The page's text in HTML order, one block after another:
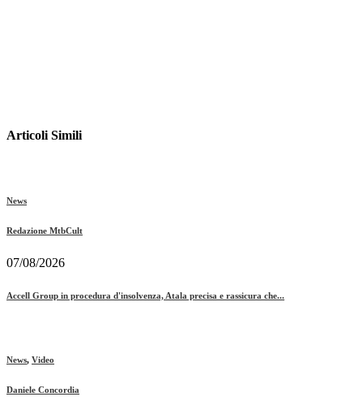
Articoli Simili
News
Redazione MtbCult
07/08/2026
Accell Group in procedura d'insolvenza, Atala precisa e rassicura che...
News, Video
Daniele Concordia